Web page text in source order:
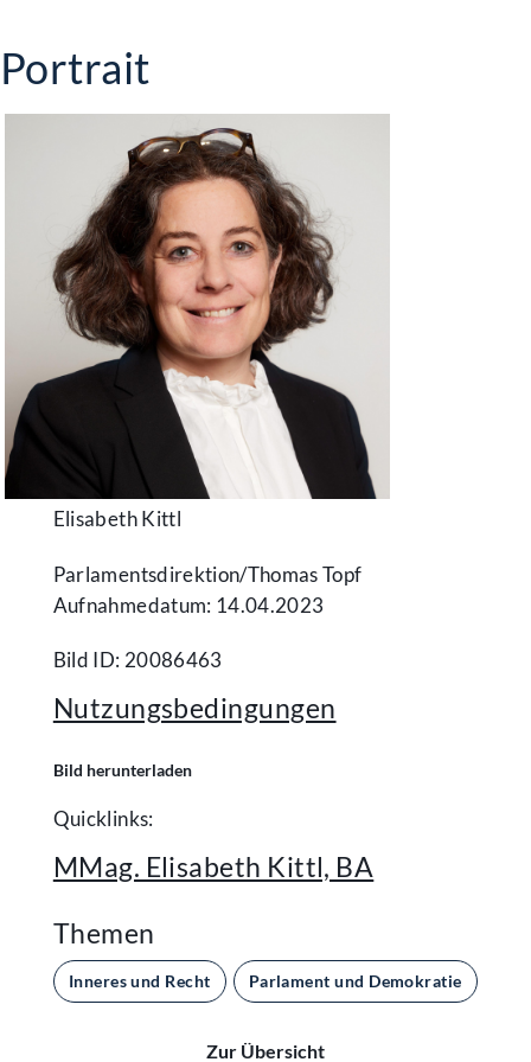
Portrait
Elisabeth Kittl
Parlamentsdirektion/​Thomas Topf
Aufnahmedatum: 14.04.2023
Bild ID: 20086463
Nutzungsbedingungen
Bild herunterladen
Quicklinks:
MMag. Elisabeth Kittl, BA
Themen
Inneres und Recht Parlament und Demokratie
Zur Übersicht